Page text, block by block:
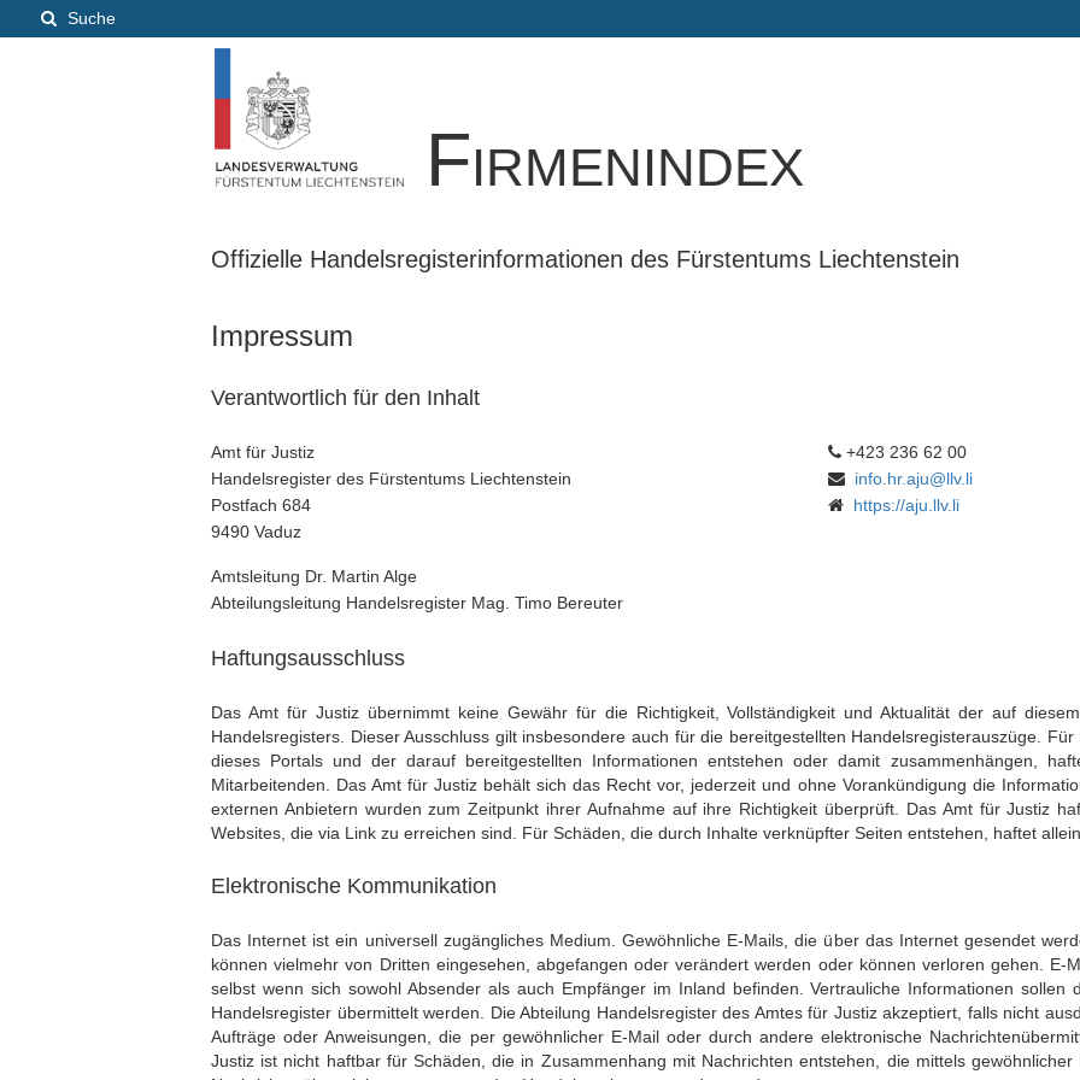
Suche
Firmenindex
Offizielle Handelsregisterinformationen des Fürstentums Liechtenstein
Impressum
Verantwortlich für den Inhalt
Amt für Justiz
Handelsregister des Fürstentums Liechtenstein
Postfach 684
9490 Vaduz
+423 236 62 00
info.hr.aju@llv.li
https://aju.llv.li
Amtsleitung Dr. Martin Alge
Abteilungsleitung Handelsregister Mag. Timo Bereuter
Haftungsausschluss
Das Amt für Justiz übernimmt keine Gewähr für die Richtigkeit, Vollständigkeit und Aktualität der auf
Handelsregisters. Dieser Ausschluss gilt insbesondere auch für die bereitgestellten Handelsregisterauszüge.
dieses Portals und der darauf bereitgestellten Informationen entstehen oder damit zusammenhängen,
Mitarbeitenden. Das Amt für Justiz behält sich das Recht vor, jederzeit und ohne Vorankündigung die
externen Anbietern wurden zum Zeitpunkt ihrer Aufnahme auf ihre Richtigkeit überprüft. Das Amt für Justiz
Websites, die via Link zu erreichen sind. Für Schäden, die durch Inhalte verknüpfter Seiten entstehen, haftet
Elektronische Kommunikation
Das Internet ist ein universell zugängliches Medium. Gewöhnliche E-Mails, die über das Internet gesendet
können vielmehr von Dritten eingesehen, abgefangen oder verändert werden oder können verloren gehen. E-
selbst wenn sich sowohl Absender als auch Empfänger im Inland befinden. Vertrauliche Informationen
Handelsregister übermittelt werden. Die Abteilung Handelsregister des Amtes für Justiz akzeptiert, falls nicht
Aufträge oder Anweisungen, die per gewöhnlicher E-Mail oder durch andere elektronische
Justiz ist nicht haftbar für Schäden, die in Zusammenhang mit Nachrichten entstehen, die mittels